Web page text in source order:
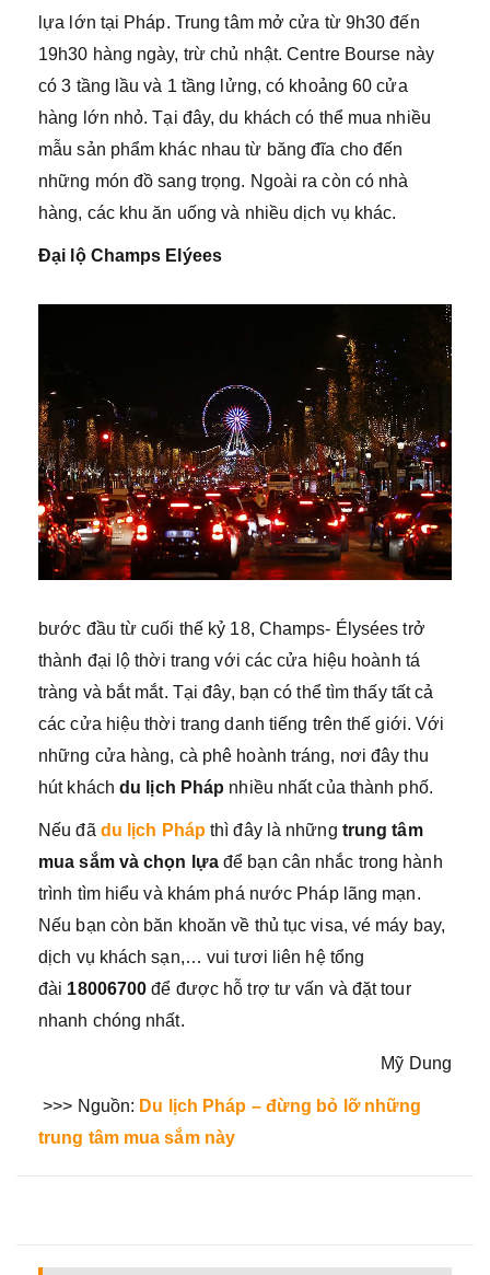
lựa lớn tại Pháp. Trung tâm mở cửa từ 9h30 đến
19h30 hàng ngày, trừ chủ nhật. Centre Bourse này
có 3 tầng lầu và 1 tầng lửng, có khoảng 60 cửa
hàng lớn nhỏ. Tại đây, du khách có thể mua nhiều
mẫu sản phẩm khác nhau từ băng đĩa cho đến
những món đồ sang trọng. Ngoài ra còn có nhà
hàng, các khu ăn uống và nhiều dịch vụ khác.
Đại lộ Champs Elýees
bước đầu từ cuối thế kỷ 18, Champs- Élysées trở
thành đại lộ thời trang với các cửa hiệu hoành tá
tràng và bắt mắt. Tại đây, bạn có thể tìm thấy tất cả
các cửa hiệu thời trang danh tiếng trên thế giới. Với
những cửa hàng, cà phê hoành tráng, nơi đây thu
hút khách du lịch Pháp nhiều nhất của thành phố.
Nếu đã du lịch Phápthì đây là những trung tâm
mua sắm và chọn lựađể bạn cân nhắc trong hành
trình tìm hiểu và khám phá nước Pháp lãng mạn.
Nếu bạn còn băn khoăn về thủ tục visa, vé máy bay,
dịch vụ khách sạn,… vui tươi liên hệ tổng
đài 18006700 để được hỗ trợ tư vấn và đặt tour
nhanh chóng nhất.
Mỹ Dung
>>> Nguồn: Du lịch Pháp – đừng bỏ lỡ những
trung tâm mua sắm này